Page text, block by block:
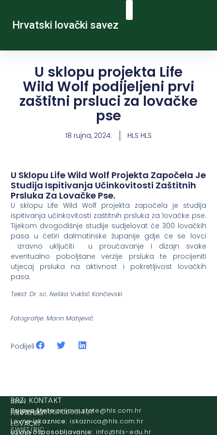
Hrvatski lovački savez
U sklopu projekta Life
Wild Wolf podijeljeni prvi
zaštitni prsluci za lovačke
pse
18 rujna, 2024. HLS HLS
U Sklopu Life Wild Wolf Projekta Započela Je
Studija Ispitivanja Učinkovitosti Zaštitnih
Prsluka Za Lovačke Pse.
U sklopu Life Wild Wolf projekta započela je studija
ispitivanja učinkovitosti zaštitnih prsluka za lovačke pse.
Tijekom dvogodišnje studije sudjelovat će 300 lovačkih
pasa u četiri dalmatinske županije gdje će se lovci
izravno uključiti u proučavanje i dizajn svake
eventualno poboljšane verzije prsluka te procijeniti
utjecaj prsluka na aktivnost i pokretljivost lovačkih
pasa.
Tekst: Dr. sc. Neška Vukšić Končevski
Fotografije: Marin Matijević
Podijeli
HRVATSKI
LOVAČKI
IBAN:
HR8124020061100501497
SWIFT/BIC
BRZI KONTAKT
Prijava štete: rh.moc.slh
@etets.avajirp
Lovne iskaznice:
rh.moc.slh
@acinzaksi
Lovno osposobljavanje:
rh.ude-slh
@ofni